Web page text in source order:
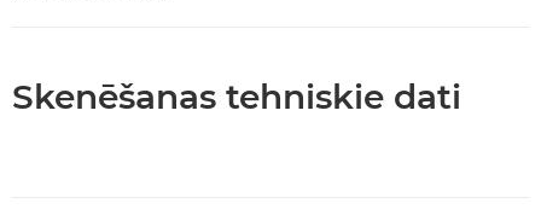
Skenēšanas tehniskie dati